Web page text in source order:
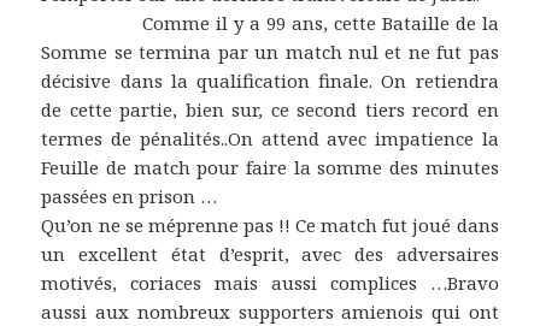
Comme il y a 99 ans, cette Bataille de la
Somme se termina par un match nul et ne fut pas
décisive dans la qualification finale. On retiendra
de cette partie, bien sur, ce second tiers record en
termes de pénalités..On attend avec impatience la
Feuille de match pour faire la somme des minutes
passées en prison …
Qu’on ne se méprenne pas !! Ce match fut joué dans
un excellent état d’esprit, avec des adversaires
motivés, coriaces mais aussi complices …Bravo
aussi aux nombreux supporters amienois qui ont